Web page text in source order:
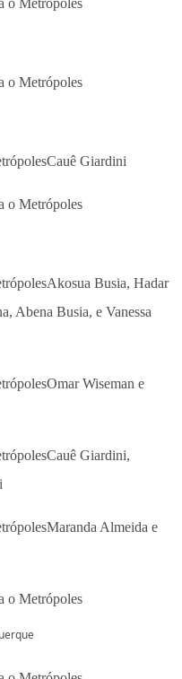
Cauê Giardini
Akosua Busia, Hadar
Abena Busia, e Vanessa
Omar Wiseman e
Cauê Giardini,
Maranda Almeida e